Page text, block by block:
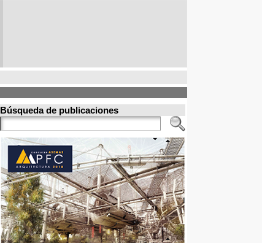
Búsqueda de publicaciones